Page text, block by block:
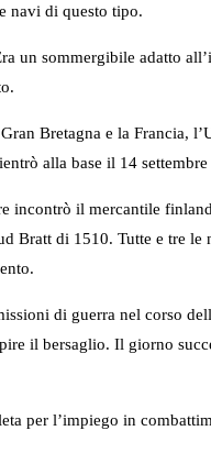
navi di questo tipo.
un sommergibile adatto
Bretagna e la Francia,
alla base il 14
il mercantile
Bratt di 1510. Tutte e tre
di guerra nel
il bersaglio. Il giorno
per l’impiego in